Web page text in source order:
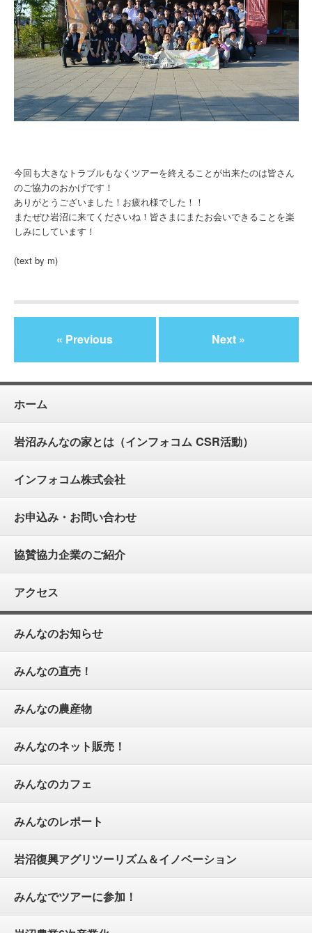
今回も大きなトラブルもなくツアーを終えることが出来たのは皆さん
のご協力のおかげです！
ありがとうございました！お疲れ様でした！！
またぜひ岩沼に来てくださいね！皆さまにまたお会いできることを楽
しみにしています！
(text by m)
« Previous Next »
ホーム
岩沼みんなの家とは（インフォコム CSR活動）
インフォコム株式会社
お申込み・お問い合わせ
協賛協力企業のご紹介
アクセス
みんなのお知らせ
みんなの直売！
みんなの農産物
みんなのネット販売！
みんなのカフェ
みんなのレポート
岩沼復興アグリツーリズム＆イノベーション
みんなでツアーに参加！